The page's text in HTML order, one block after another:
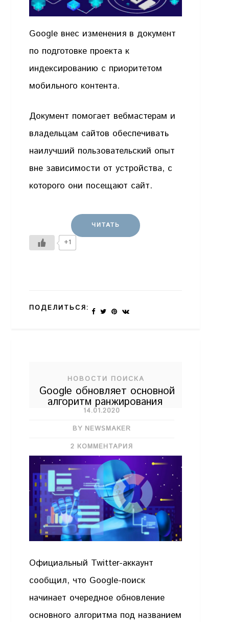
Google внес изменения в документ
по подготовке проекта к
индексированию с приоритетом
мобильного контента.
Документ помогает вебмастерам и
владельцам сайтов обеспечивать
наилучший пользовательский опыт
вне зависимости от устройства, с
которого они посещают сайт.
ЧИТАТЬ
+1
ПОДЕЛИТЬСЯ:
НОВОСТИ ПОИСКА
Google обновляет основной
алгоритм ранжирования
14.01.2020
BY NEWSMAKER
2 КОММЕНТАРИЯ
Официальный Twitter-аккаунт
сообщил, что Google-поиск
начинает очередное обновление
основного алгоритма под названием